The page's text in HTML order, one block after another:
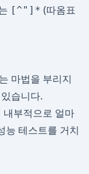
[^"]* (따옴표
마법을 부리지
습니다.
내부적으로 얼마
능 테스트를 거치